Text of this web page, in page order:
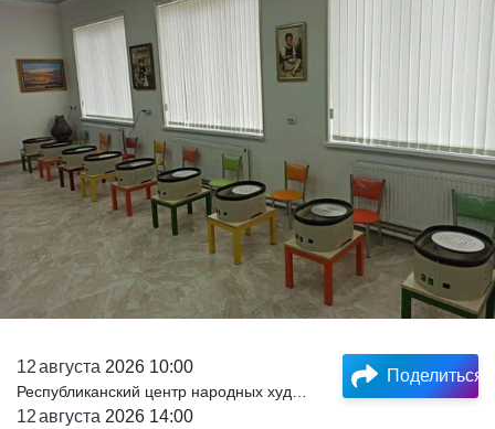
12августа 2026 10:00
12августа 2026 14:00
Поделиться